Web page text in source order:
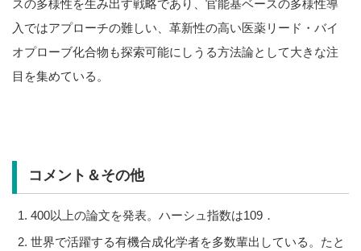
スの多様性を生み出す戦略であり、官能基ベースの多様性導
入ではアプローチの難しい、革新性の高い医薬リード・バイ
オプローブ化合物も探索可能にしうる方法論として大きな注
目を集めている。
コメント＆その他
400以上の論文を発表。ハーシュ指数は109．
世界で活躍する有機合成化学者を多数輩出している。たと